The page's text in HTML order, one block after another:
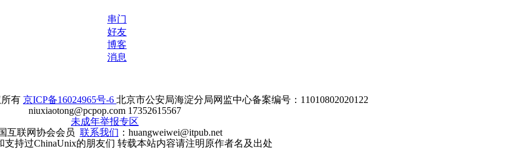
串门
好友
博客
消息
有 京ICP备16024965号-6 北京市公安局海淀分局网监中心备案编号：11010802020122
niuxiaotong@pcpop.com 17352615567
未成年举报专区
互联网协会会员 联系我们 ：huangweiwei@itpub.net
支持过ChinaUnix的朋友们 转载本站内容请注明原作者名及出处